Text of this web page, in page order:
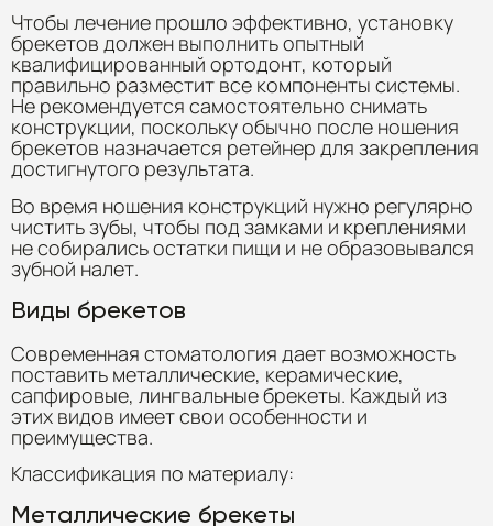
Чтобы лечение прошло эффективно, установку
брекетов должен выполнить опытный
квалифицированный ортодонт, который
правильно разместит все компоненты системы.
Не рекомендуется самостоятельно снимать
конструкции, поскольку обычно после ношения
брекетов назначается ретейнер для закрепления
достигнутого результата.
Во время ношения конструкций нужно регулярно
чистить зубы, чтобы под замками и креплениями
не собирались остатки пищи и не образовывался
зубной налет.
Виды брекетов
Современная стоматология дает возможность
поставить металлические, керамические,
сапфировые, лингвальные брекеты. Каждый из
этих видов имеет свои особенности и
преимущества.
Классификация по материалу:
Металлические брекеты